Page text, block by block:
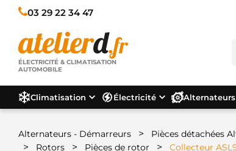
03 29 22 34 47
ÉLECTRICITÉ & CLIMATISATION
AUTOMOBILE
Climatisation Électricité Alternateurs
Alternateurs - Démarreurs > Pièces détachées
> Rotors > Pièces de rotor > Collecteur